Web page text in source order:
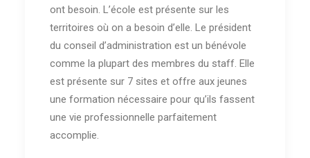
ont besoin. L’école est présente sur les
territoires où on a besoin d’elle. Le président
du conseil d’administration est un bénévole
comme la plupart des membres du staff. Elle
est présente sur 7 sites et offre aux jeunes
une formation nécessaire pour qu’ils fassent
une vie professionnelle parfaitement
accomplie.